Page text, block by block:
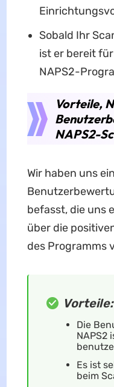
Sobald Ihr
ist er bereit
NAPS2-
Vorteile,
NAPS2-
Wir haben uns
befasst, die uns
über die
des Programms
Vorteile:
Die
NAPS2
Es ist
beim